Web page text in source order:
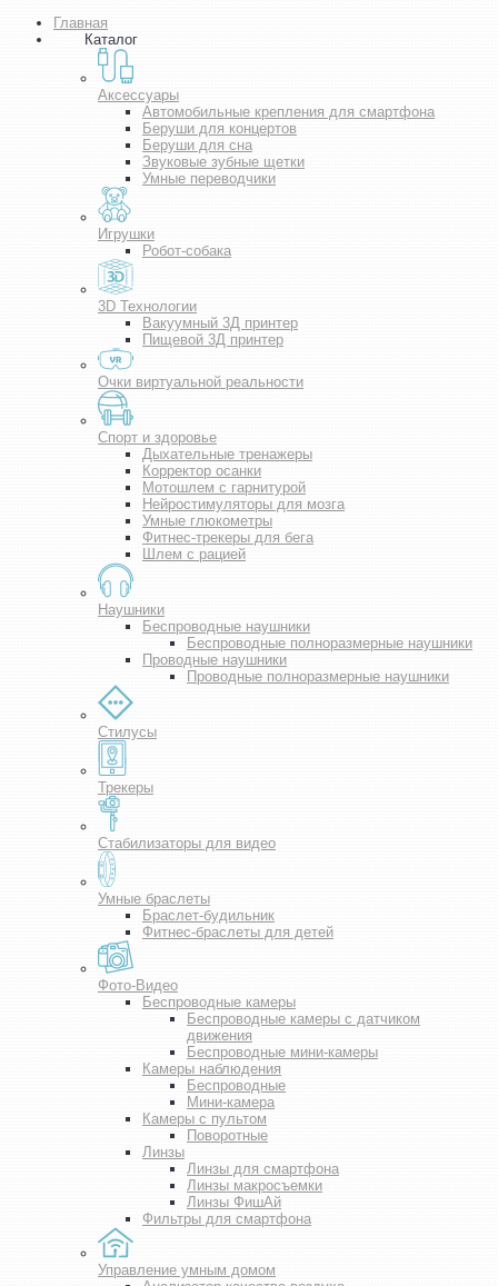
Главная
Каталог
Аксессуары
Автомобильные крепления для смартфона
Беруши для концертов
Беруши для сна
Звуковые зубные щетки
Умные переводчики
Игрушки
Робот-собака
3D Технологии
Вакуумный 3Д принтер
Пищевой 3Д принтер
Очки виртуальной реальности
Спорт и здоровье
Дыхательные тренажеры
Корректор осанки
Мотошлем с гарнитурой
Нейростимуляторы для мозга
Умные глюкометры
Фитнес-трекеры для бега
Шлем с рацией
Наушники
Беспроводные наушники
Беспроводные полноразмерные наушники
Проводные наушники
Проводные полноразмерные наушники
Стилусы
Трекеры
Стабилизаторы для видео
Умные браслеты
Браслет-будильник
Фитнес-браслеты для детей
Фото-Видео
Беспроводные камеры
Беспроводные камеры с датчиком
движения
Беспроводные мини-камеры
Камеры наблюдения
Беспроводные
Мини-камера
Камеры с пультом
Поворотные
Линзы
Линзы для смартфона
Линзы макросъемки
Линзы ФишАй
Фильтры для смартфона
Управление умным домом